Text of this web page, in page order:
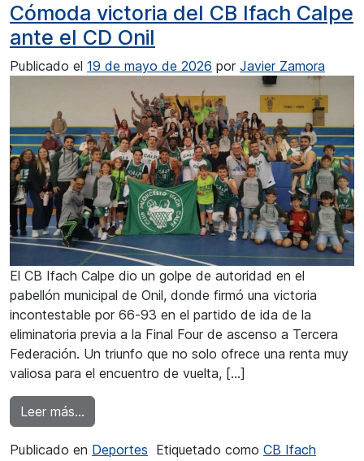
Cómoda victoria del CB Ifach Calpe
ante el CD Onil
Publicado el 19 de mayo de 2026 por Javier Zamora
El CB Ifach Calpe dio un golpe de autoridad en el
pabellón municipal de Onil, donde firmó una victoria
incontestable por 66‑93 en el partido de ida de la
eliminatoria previa a la Final Four de ascenso a Tercera
Federación. Un triunfo que no solo ofrece una renta muy
valiosa para el encuentro de vuelta, […]
Leer más…
Publicado en Deportes Etiquetado como CB Ifach